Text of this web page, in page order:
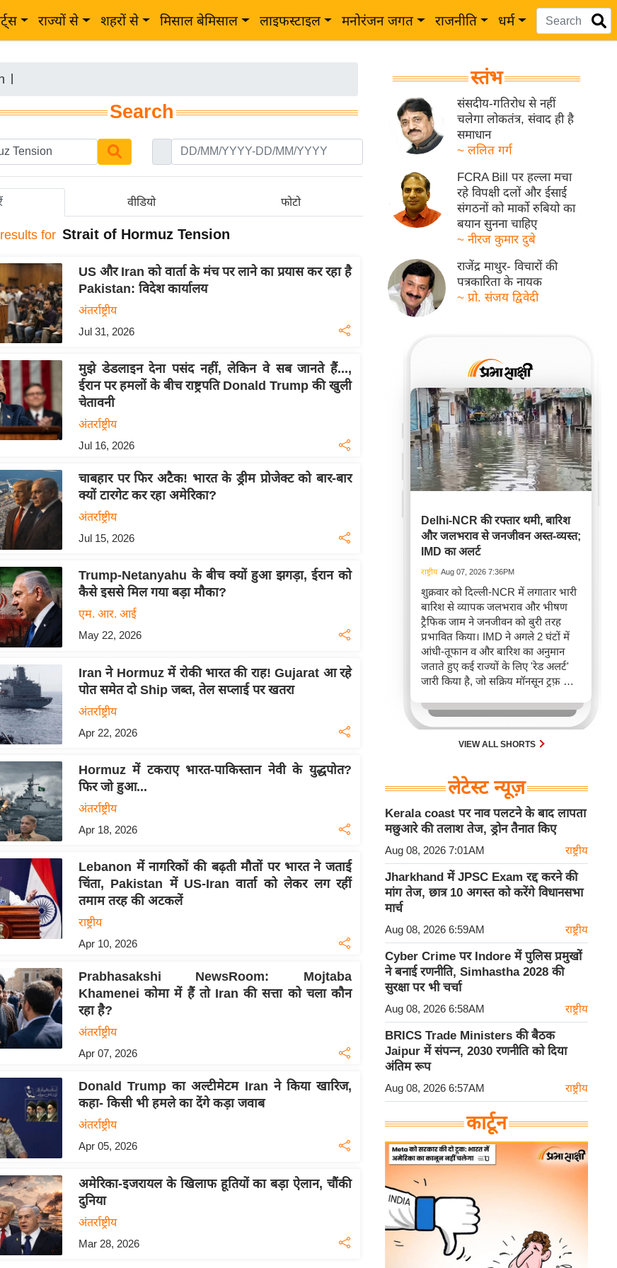
राज्यों से शहरों से मिसाल बेमिसाल लाइफस्टाइल मनोरंजन जगत राजनीति धर्म
Search
वीडियो फोटो
for Strait of Hormuz Tension
US और Iran को वार्ता के मंच पर लाने का प्रयास कर रहा है
Pakistan: विदेश कार्यालय
अंतर्राष्ट्रीय
Jul 31, 2026
मुझे डेडलाइन देना पसंद नहीं, लेकिन वे सब जानते हैं...,
ईरान पर हमलों के बीच राष्ट्रपति Donald Trump की खुली
चेतावनी
अंतर्राष्ट्रीय
Jul 16, 2026
चाबहार पर फिर अटैक! भारत के ड्रीम प्रोजेक्ट को बार-बार
क्यों टारगेट कर रहा अमेरिका?
अंतर्राष्ट्रीय
Jul 15, 2026
Trump-Netanyahu के बीच क्यों हुआ झगड़ा, ईरान को
कैसे इससे मिल गया बड़ा मौका?
एम. आर. आई
May 22, 2026
Iran ने Hormuz में रोकी भारत की राह! Gujarat आ रहे
पोत समेत दो Ship जब्त, तेल सप्लाई पर खतरा
अंतर्राष्ट्रीय
Apr 22, 2026
Hormuz में टकराए भारत-पाकिस्तान नेवी के युद्धपोत?
फिर जो हुआ...
अंतर्राष्ट्रीय
Apr 18, 2026
Lebanon में नागरिकों की बढ़ती मौतों पर भारत ने जताई
चिंता, Pakistan में US-Iran वार्ता को लेकर लग रहीं
तमाम तरह की अटकलें
राष्ट्रीय
Apr 10, 2026
Prabhasakshi NewsRoom: Mojtaba
Khamenei कोमा में हैं तो Iran की सत्ता को चला कौन
रहा है?
अंतर्राष्ट्रीय
Apr 07, 2026
Donald Trump का अल्टीमेटम Iran ने किया खारिज,
कहा- किसी भी हमले का देंगे कड़ा जवाब
अंतर्राष्ट्रीय
Apr 05, 2026
अमेरिका-इजरायल के खिलाफ हूतियों का बड़ा ऐलान, चौंकी
दुनिया
अंतर्राष्ट्रीय
Mar 28, 2026
स्तंभ
संसदीय-गतिरोध से नहीं
चलेगा लोकतंत्र, संवाद ही है
समाधान
~ ललित गर्ग
FCRA Bill पर हल्ला मचा
रहे विपक्षी दलों और ईसाई
संगठनों को मार्को रुबियो का
बयान सुनना चाहिए
~ नीरज कुमार दुबे
राजेंद्र माथुर- विचारों की
पत्रकारिता के नायक
~ प्रो. संजय द्विवेदी
Delhi-NCR की रफ्तार थमी, बारिश
और जलभराव से जनजीवन अस्त-व्यस्त;
IMD का अलर्ट
राष्ट्रीय Aug 07, 2026 7:36PM
शुक्रवार को दिल्ली-NCR में लगातार भारी
बारिश से व्यापक जलभराव और भीषण
ट्रैफिक जाम ने जनजीवन को बुरी तरह
प्रभावित किया। IMD ने अगले 2 घंटों में
आंधी-तूफान व और बारिश का अनुमान
जताते हुए कई राज्यों के लिए 'रेड अलर्ट'
जारी किया है, जो सक्रिय मॉनसून ट्रफ़ और
जिससे यातायात बाधित होने के साथ-साथ
सफदरजंग अस्पताल में भी जलभराव की
स्थिति बनी।VIEW ALL SHORTS
लेटेस्ट न्यूज़
Kerala coast पर नाव पलटने के बाद लापता
मछुआरे की तलाश तेज, ड्रोन तैनात किए
Aug 08, 2026 7:01AM राष्ट्रीय
Jharkhand में JPSC Exam रद्द करने की
मांग तेज, छात्र 10 अगस्त को करेंगे विधानसभा
मार्च
Aug 08, 2026 6:59AM राष्ट्रीय
Cyber Crime पर Indore में पुलिस प्रमुखों
ने बनाई रणनीति, Simhastha 2028 की
सुरक्षा पर भी चर्चा
Aug 08, 2026 6:58AM राष्ट्रीय
BRICS Trade Ministers की बैठक
Jaipur में संपन्न, 2030 रणनीति को दिया
अंतिम रूप
Aug 08, 2026 6:57AM राष्ट्रीय
कार्टून